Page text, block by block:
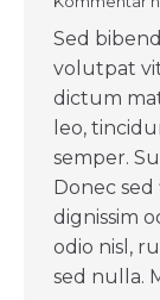
Sed
volutpat
dictum
leo,
semper.
Donec
dignissim
odio nisl,
sed nulla.